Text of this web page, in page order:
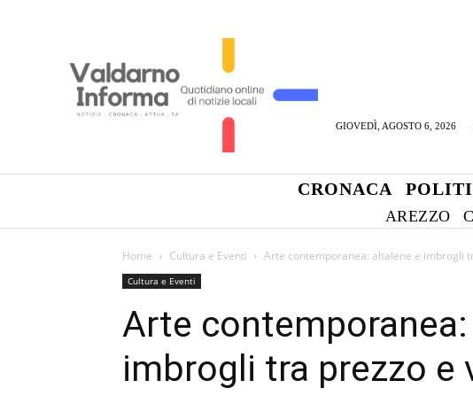
GIOVEDÌ, AGOSTO 6, 2026
CRONACA
AREZZO
Home Cultura e Eventi Arte contemporanea: altalene e imbrogli
Cultura e Eventi
Arte
imbrogli tra prezzo e